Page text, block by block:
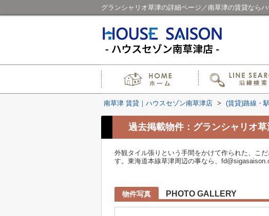
グランシャリオ草津の詳細ページ／南草津の賃貸なら
南草津 賃貸｜ハウスセゾン南草津店 > (賃貸)路線・
過去掲載物件：グランシャリオ草
外観タイル張りという手間をかけて作られた、こ
す。東海道本線草津周辺の事なら、
物件写真 PHOTO GALLERY